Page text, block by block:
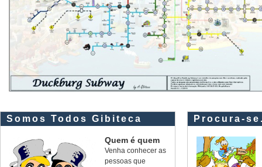
Somos Todos Gibiteca
Quem é quem
Venha conhecer as
pessoas que
Procura-